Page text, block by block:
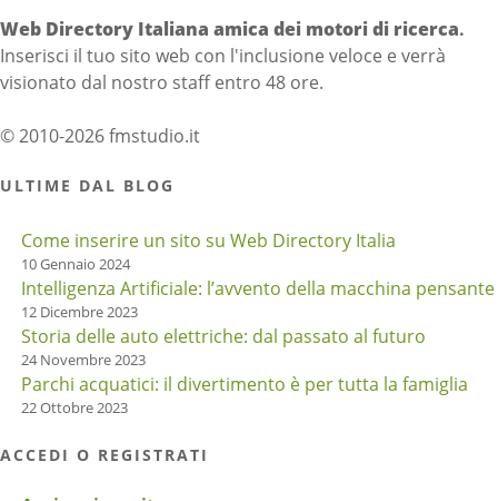
Web Directory Italiana amica dei motori di ricerca.
Inserisci il tuo sito web con l'inclusione veloce e verrà
visionato dal nostro staff entro 48 ore.
© 2010-2026 fmstudio.it
ULTIME DAL BLOG
Come inserire un sito su Web Directory Italia
10 Gennaio 2024
Intelligenza Artificiale: l’avvento della macchina pensante
12 Dicembre 2023
Storia delle auto elettriche: dal passato al futuro
24 Novembre 2023
Parchi acquatici: il divertimento è per tutta la famiglia
22 Ottobre 2023
ACCEDI O REGISTRATI